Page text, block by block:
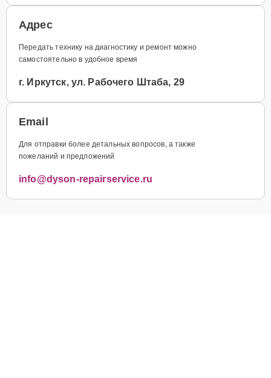
Адрес
Передать технику на диагностику и ремонт можно
самостоятельно в удобное время
г. Иркутск, ул. Рабочего Штаба, 29
Email
Для отправки более детальных вопросов, а также
пожеланий и предложений
info@dyson-repairservice.ru